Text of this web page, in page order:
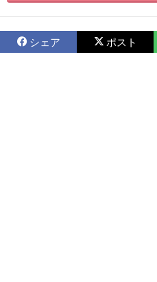
シェア ポスト